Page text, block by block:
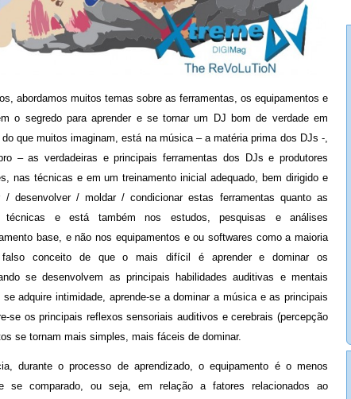
abordamos muitos temas sobre as ferramentas, os equipamentos e
o segredo para aprender e se tornar um DJ bom de verdade em
que muitos imaginam, está na música – a matéria prima dos DJs -,
– as verdadeiras e principais ferramentas dos DJs e produtores
nas técnicas e em um treinamento inicial adequado, bem dirigido e
/ desenvolver / moldar / condicionar estas ferramentas quanto as
técnicas e está também nos estudos, pesquisas e análises
base, e não nos equipamentos e ou softwares como a maioria
conceito de que o mais difícil é aprender e dominar os
se desenvolvem as principais habilidades auditivas e mentais
adquire intimidade, aprende-se a dominar a música e as principais
se os principais reflexos sensoriais auditivos e cerebrais (percepção
se tornam mais simples, mais fáceis de dominar.
durante o processo de aprendizado, o equipamento é o menos
se comparado, ou seja, em relação a fatores relacionados ao